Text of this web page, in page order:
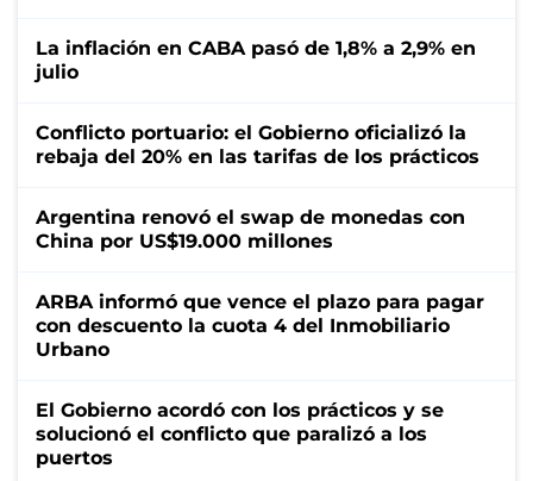
La inflación en CABA pasó de 1,8% a 2,9% en
julio
Conflicto portuario: el Gobierno oficializó la
rebaja del 20% en las tarifas de los prácticos
Argentina renovó el swap de monedas con
China por US$19.000 millones
ARBA informó que vence el plazo para pagar
con descuento la cuota 4 del Inmobiliario
Urbano
El Gobierno acordó con los prácticos y se
solucionó el conflicto que paralizó a los
puertos